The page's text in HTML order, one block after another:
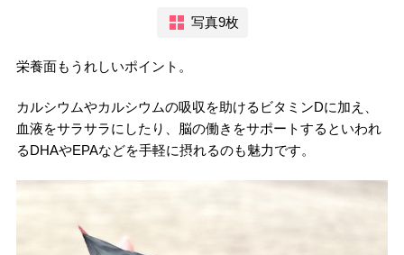
写真9枚
栄養面もうれしいポイント。
カルシウムやカルシウムの吸収を助けるビタミンDに加え、
血液をサラサラにしたり、脳の働きをサポートするといわれ
るDHAやEPAなどを手軽に摂れるのも魅力です。